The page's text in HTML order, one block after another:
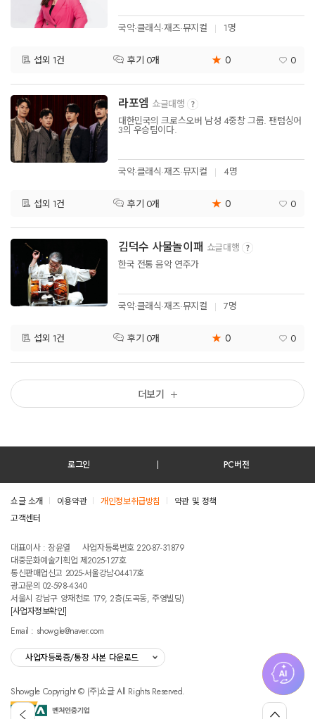
국악·클래식·재즈·뮤지컬 1명
섭외 1건 후기 0개 ★ 0 0
라포엠 쇼글대행
대한민국의 크로스오버 남성 4중창 그룹. 팬텀싱어
3의 우승팀이다.
국악·클래식·재즈·뮤지컬 4명
섭외 1건 후기 0개 ★ 0 0
김덕수 사물놀이패 쇼글대행
한국 전통 음악 연주가
국악·클래식·재즈·뮤지컬 7명
섭외 1건 후기 0개 ★ 0 0
더보기
뒤
섭
외맨
로그인 PC버전
쇼글 소개 이용약관 개인정보취급방침
약관 및 정책
고객센터
대표이사 : 장윤열
사업자등록번호 220-87-31879
대중문화예술기획업 제2025-127호
통신판매업신고 2025-서울강남-04417호
광고문의 02-598-4340
서울시 강남구 양재천로 179, 2층(도곡동, 주영빌딩)
[사업자정보확인]
Email : showgle@naver.com
사업자등록증/통장 사본 다운로드
Showgle Copyright © (주)쇼글 All Rights Reserved.